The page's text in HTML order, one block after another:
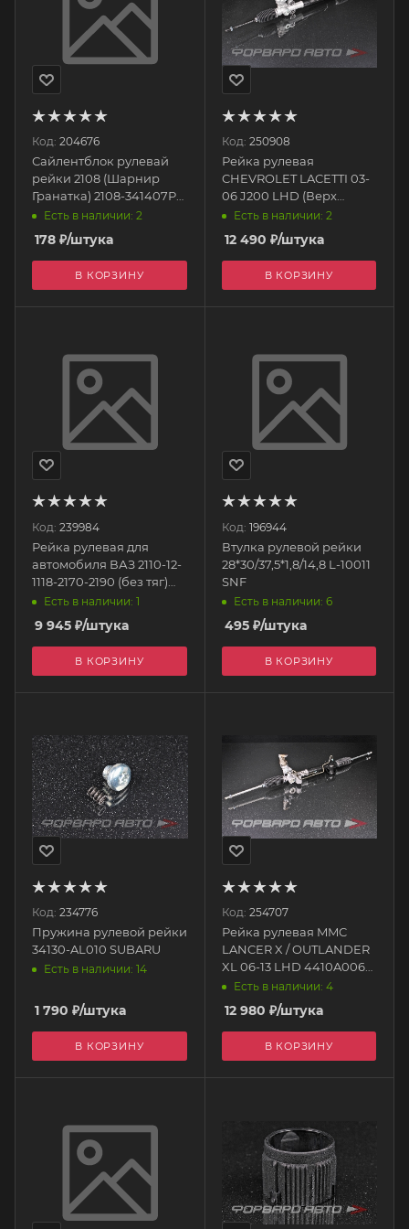
Код: 204676
Сайлентблок рулевай
рейки 2108 (Шарнир
Гранатка) 2108-341407Р
БМРТ
Есть в наличии: 2
178 ₽/штука
В КОРЗИНУ
Код: 250908
Рейка рулевая
CHEVROLET LACETTI 03-
06 J200 LHD (Верх
Ø14mm,Ниж Ø16mm)
96852935 DAGGER
Есть в наличии: 2
12 490 ₽/штука
В КОРЗИНУ
Код: 239984
Рейка рулевая для
автомобиля ВАЗ 2110-12-
1118-2170-2190 (без тяг)
11183-3400010-3PD
PREMIUM DETAIL
Есть в наличии: 1
9 945 ₽/штука
В КОРЗИНУ
Код: 196944
Втулка рулевой рейки
28*30/37,5*1,8/14,8 L-10011
SNF
Есть в наличии: 6
495₽/штука
В КОРЗИНУ
Код: 234776
Пружина рулевой рейки
34130-AL010 SUBARU
Есть в наличии: 14
1 790 ₽/штука
В КОРЗИНУ
Код: 254707
Рейка рулевая MMC
LANCER X / OUTLANDER
XL 06-13 LHD 4410A006
DAGGER
Есть в наличии: 4
12 980 ₽/штука
В КОРЗИНУ